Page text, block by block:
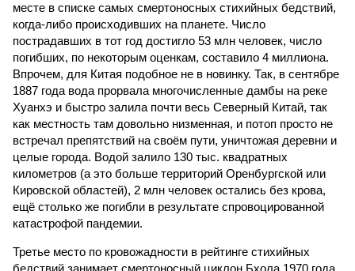
месте в списке самых смертоносных стихийных бедствий,
когда-либо происходивших на планете. Число
пострадавших в тот год достигло 53 млн человек, число
погибших, по некоторым оценкам, составило 4 миллиона.
Впрочем, для Китая подобное не в новинку. Так, в сентябре
1887 года вода прорвала многочисленные дамбы на реке
Хуанхэ и быстро залила почти весь Северный Китай, так
как местность там довольно низменная, и потоп просто не
встречал препятствий на своём пути, уничтожая деревни и
целые города. Водой залило 130 тыс. квадратных
километров (а это больше территорий Оренбургской или
Кировской областей), 2 млн человек остались без крова,
ещё столько же погибли в результате спровоцированной
катастрофой пандемии.
Третье место по кровожадности в рейтинге стихийных
бедствий занимает смертоносный циклон Бхола 1970 года,